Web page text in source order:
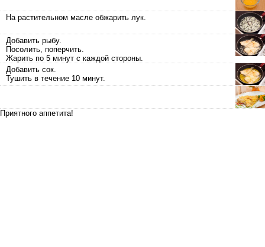
На растительном масле обжарить лук.
Добавить рыбу.
Посолить, поперчить.
Жарить по 5 минут с каждой стороны.
Добавить сок.
Тушить в течение 10 минут.
Приятного аппетита!